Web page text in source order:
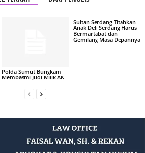
Polda Sumut Bungkam
Membasmi Judi Milik AK
Sultan Serdang Titahkan
Anak Deli Serdang Harus
Bermartabat dan
Gemilang Masa Depannya